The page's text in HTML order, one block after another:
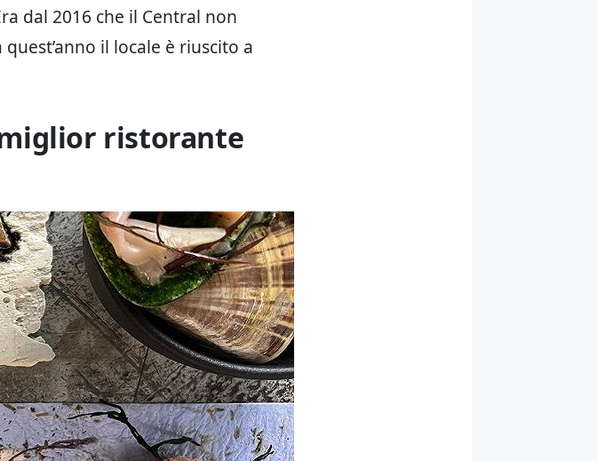
dal 2016 che il Central non
il locale è riuscito a
ristorante